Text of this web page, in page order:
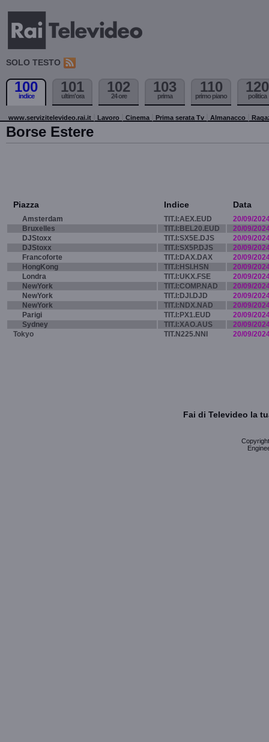
SOLO TESTO
100
indice
101
ultim'ora
102
24 ore
103
prima
110
primo piano
120
politica
www.servizitelevideo.rai.it Lavoro Cinema Prima serata Tv Almanacco
Borse Estere
Piazza Indice Data
Amsterdam TIT.I:AEX.EUD
20/09/
Bruxelles
TIT.I:BEL20.EUD
20/09/
DJStoxx
TIT.I:SX5E.DJS
20/09/
DJStoxx
TIT.I:SX5P.DJS
20/09/
Francoforte
TIT.I:DAX.DAX
20/09/
HongKong
TIT.I:HSI.HSN
20/09/
Londra
TIT.I:UKX.FSE
20/09/
NewYork
TIT.I:COMP.NAD
20/09/
NewYork
TIT.I:DJI.DJD
20/09/
NewYork
TIT.I:NDX.NAD
20/09/
Parigi
TIT.I:PX1.EUD
20/09/
Sydney
TIT.I:XAO.AUS
20/09/
Tokyo
TIT.N225.NNI 20/09/
Fai di Televideo la